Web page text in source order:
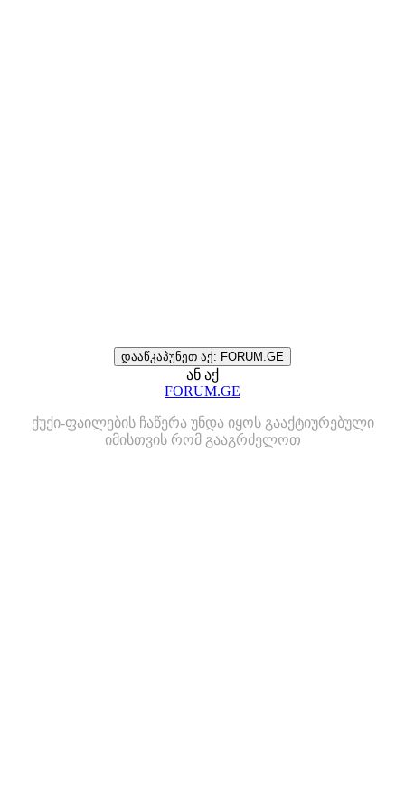
დააწკაპუნეთ აქ: FORUM.GE
ან აქ
FORUM.GE
ქუქი-ფაილების ჩაწერა უნდა იყოს გააქტიურებული
იმისთვის რომ გააგრძელოთ